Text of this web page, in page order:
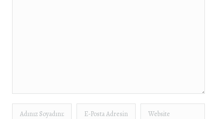
Adınız Soyadınız * E-Posta Adresiniz * Website